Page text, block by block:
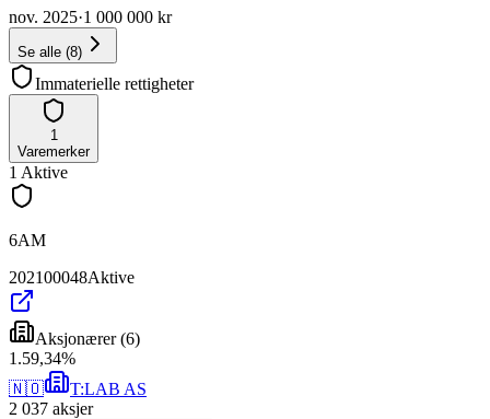
nov. 2025·1 000 000 kr
Se alle (8)
Immaterielle rettigheter
1
Varemerker
1 Aktive
6AM
202100048Aktive
Aksjonærer(6)
1 .59,34%
🇳🇴
T:LAB AS
2 037 aksjer